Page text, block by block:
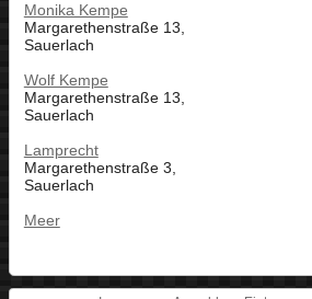
Monika Kempe
Margarethenstraße 13,
Sauerlach
Wolf Kempe
Margarethenstraße 13,
Sauerlach
Lamprecht
Margarethenstraße 3,
Sauerlach
Meer